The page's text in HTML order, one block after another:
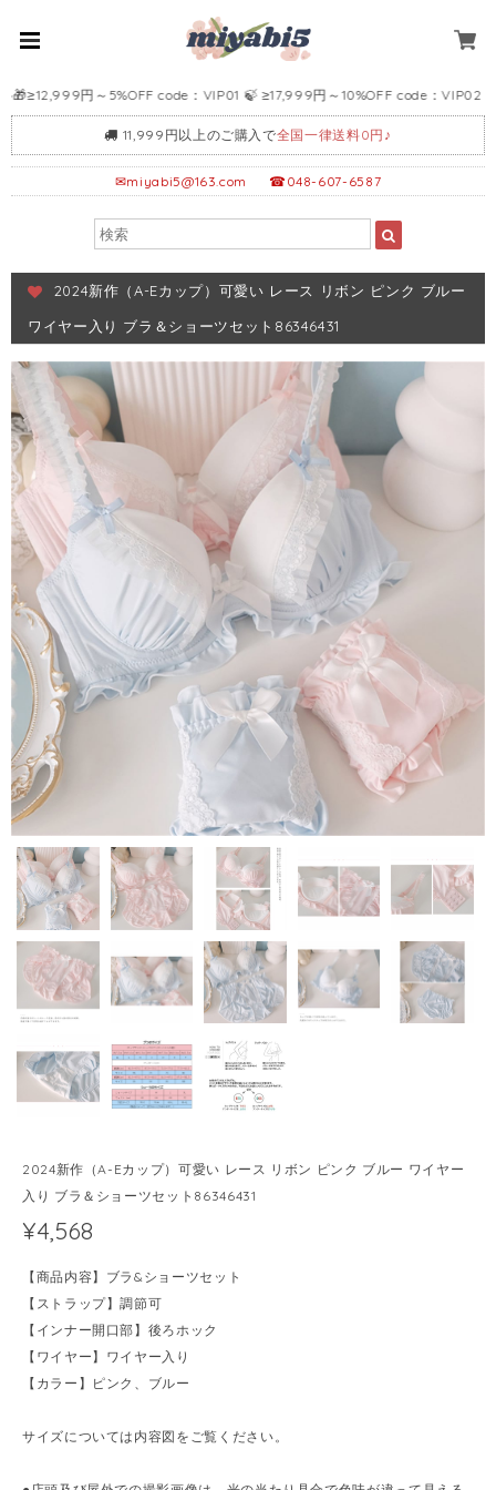
円～5%OFF code：VIP01 🍃 ≥17,999円～10%OFF code：VIP02 🍃
11,999円以上のご購入で全国一律送料0円♪
✉miyabi5@163.com ☎048-607-6587
2024新作（A-Eカップ）可愛い レース リボン ピンク ブルー
ワイヤー入り ブラ＆ショーツセット86346431
2024新作（A-Eカップ）可愛い レース リボン ピンク ブルー ワイヤー
入り ブラ＆ショーツセット86346431
¥4,568
【商品内容】ブラ&ショーツセット
【ストラップ】調節可
【インナー開口部】後ろホック
【ワイヤー】ワイヤー入り
【カラー】ピンク、ブルー
サイズについては内容図をご覧ください。